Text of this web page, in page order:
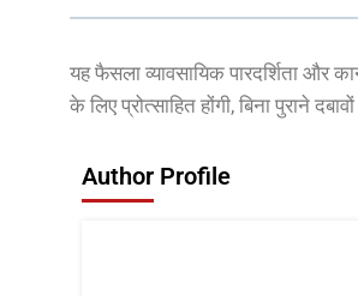
यह फैसला व्यावसायिक पारदर्शिता और
के लिए प्रोत्साहित होंगी, बिना पुराने
Author Profile